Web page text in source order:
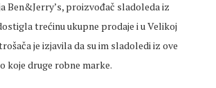
Ben&Jerry’s, proizvođač sladoleda iz
trećinu ukupne prodaje i u Velikoj
je izjavila da su im sladoledi iz ove
koje druge robne marke.